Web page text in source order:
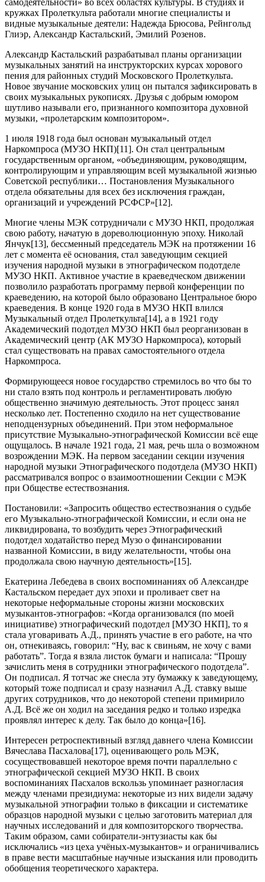
кружках Пролеткульта работали многие специалисты и
видные музыкальные деятели: Надежда Брюсова, Рейнгольд
Глиэр, Александр Кастальский, Эмилий Розенов.
Александр Кастальский разрабатывал планы организации
музыкальных занятий на инструкторских курсах хорового
пения для районных студий Московского Пролеткульта.
Новое звучание московских улиц он пытался зафиксировать в
своих музыкальных рукописях. Друзья с добрым юмором
шутливо называли его, признанного композитора духовной
музыки, «пролетарским композитором».
1 июля 1918 года был основан музыкальный отдел
Наркомпроса (МУЗО НКП)[11]. Он стал центральным
государственным органом, «объединяющим, руководящим,
контролирующим и управляющим всей музыкальной жизнью
Советской республики… Постановления Музыкального
отдела обязательны для всех без исключения граждан,
организаций и учреждений РСФСР»[12].
Многие члены МЭК сотрудничали с МУЗО НКП, продолжая
свою работу, начатую в дореволюционную эпоху. Николай
Янчук[13], бессменный председатель МЭК на протяжении 16
лет с момента её основания, стал заведующим секцией
изучения народной музыки в этнографическом подотделе
МУЗО НКП. Активное участие в краеведческом движении
позволило разработать программу первой конференции по
краеведению, на которой было образовано Центральное бюро
краеведения. В конце 1920 года в МУЗО НКП влился
Музыкальный отдел Пролеткульта[14], а в 1921 году
Академический подотдел МУЗО НКП был реорганизован в
Академический центр (АК МУЗО Наркомпроса), который
стал существовать на правах самостоятельного отдела
Наркомпроса.
Формирующееся новое государство стремилось во что бы то
ни стало взять под контроль и регламентировать любую
общественно значимую деятельность. Этот процесс занял
несколько лет. Постепенно сходило на нет существование
неподцензурных объединений. При этом неформальное
присутствие Музыкально-этнографической Комиссии всё еще
ощущалось. В начале 1921 года, 21 мая, речь шла о возможном
возрождении МЭК. На первом заседании секции изучения
народной музыки Этнографического подотдела (МУЗО НКП)
рассматривался вопрос о взаимоотношении Секции с МЭК
при Обществе естествознания.
Постановили: «Запросить общество естествознания о судьбе
его Музыкально-этнографической Комиссии, и если она не
ликвидирована, то возбудить через Этнографический
подотдел ходатайство перед Музо о финансировании
названной Комиссии, в виду желательности, чтобы она
продолжала свою научную деятельность»[15].
Екатерина Лебедева в своих воспоминаниях об Александре
Кастальском передает дух эпохи и проливает свет на
некоторые неформальные стороны жизни московских
музыкантов-этнографов: «Когда организовался (по моей
инициативе) этнографический подотдел [МУЗО НКП], то я
стала уговаривать А.Д., принять участие в его работе, на что
он, отнекиваясь, говорил: “Ну, вас к свиньям, не хочу с вами
работать”. Тогда я взяла листок бумаги и написала: “Прошу
зачислить меня в сотрудники этнографического подотдела”.
Он подписал. Я тотчас же снесла эту бумажку к заведующему,
который тоже подписал и сразу назначил А.Д. ставку выше
других сотрудников, что до некоторой степени примирило
А.Д. Всё же он ходил на заседания редко и только изредка
проявлял интерес к делу. Так было до конца»[16].
Интересен ретроспективный взгляд давнего члена Комиссии
Вячеслава Пасхалова[17], оценивающего роль МЭК,
сосуществовавшей некоторое время почти параллельно с
этнографической секцией МУЗО НКП. В своих
воспоминаниях Пасхалов вскользь упоминает разногласия
между членами президиума: некоторые из них видели задачу
музыкальной этнографии только в фиксации и систематике
образцов народной музыки с целью заготовить материал для
научных исследований и для композиторского творчества.
Таким образом, сами собиратели-энтузиасты как бы
исключались «из цеха учёных-музыкантов» и ограничивались
в праве вести масштабные научные изыскания или проводить
обобщения теоретического характера.